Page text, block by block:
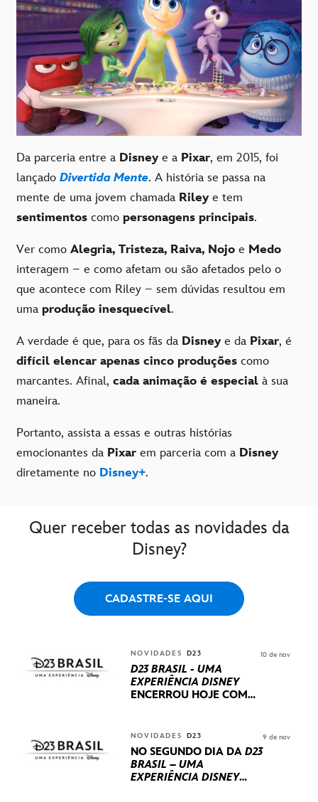
Da parceria entre a Disney e a Pixar, em 2015, foi
lançado Divertida Mente. A história se passa na
mente de uma jovem chamada Riley e tem
sentimentos como personagens principais.
Ver como Alegria, Tristeza, Raiva, Nojo e Medo
interagem – e como afetam ou são afetados pelo o
que acontece com Riley – sem dúvidas resultou em
uma produção inesquecível.
A verdade é que, para os fãs da Disney e da Pixar, é
difícil elencar apenas cinco produções como
marcantes. Afinal, cada animação é especial à sua
maneira.
Portanto, assista a essas e outras histórias
emocionantes da Pixar em parceria com a Disney
diretamente no Disney+.
Quer receber todas as novidades da
Disney?
CADASTRE-SE AQUI
NOVIDADES D23
D23 BRASIL - UMA
EXPERIÊNCIA DISNEY
ENCERROU HOJE COM
INTERNACIONAIS E
PRODUÇÕES BRASILEIRAS
10 de nov
NOVIDADES D23
NO SEGUNDO DIA DA D23
BRASIL – UMA
EXPERIÊNCIA DISNEY
9 de nov